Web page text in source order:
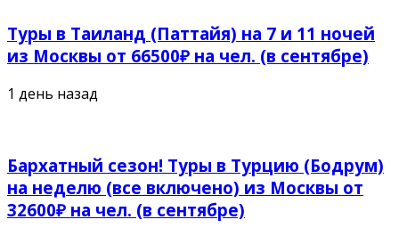
Туры в Таиланд (Паттайя) на 7 и 11 ночей
из Москвы от 66500₽ на чел. (в сентябре)
1 день назад
Бархатный сезон! Туры в Турцию (Бодрум)
на неделю (все включено) из Москвы от
32600₽ на чел. (в сентябре)